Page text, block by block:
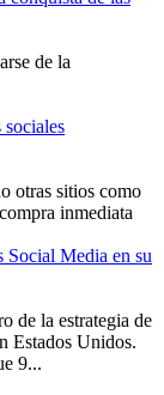
de la
sociales
otras sitios como
inmediata
Social Media en su
de la estrategia de
Estados Unidos.
9...